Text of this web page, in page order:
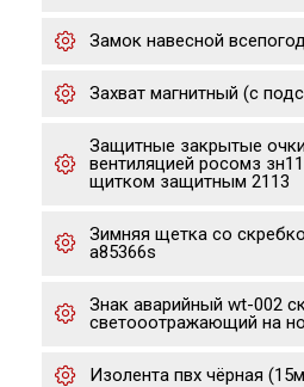
Замок навесной
Захват магнитный (с
Защитные закрытые
вентиляцией росомз
щитком защитным 2113
Зимняя щетка со
a85366s
Знак аварийный wt-002
светооотражающий на
Изолента пвх чёрная